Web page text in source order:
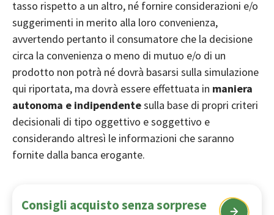
tasso rispetto a un altro, né fornire considerazioni e/o
suggerimenti in merito alla loro convenienza,
avvertendo pertanto il consumatore che la decisione
circa la convenienza o meno di mutuo e/o di un
prodotto non potrà né dovrà basarsi sulla simulazione
qui riportata, ma dovrà essere effettuata in maniera
autonoma e indipendentesulla base di propri criteri
decisionali di tipo oggettivo e soggettivo e
considerando altresì le informazioni che saranno
fornite dalla banca erogante.
Consigli acquisto senza sorprese